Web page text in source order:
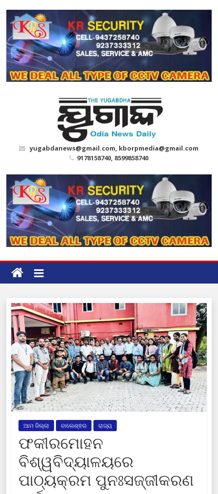
content
yugabdanews@gmail.com, kborpmedia@gmail.com
9178158740, 8599858740
ଆମ ଜିଲ୍ଲା ବାଲେଶ୍ଵର ରାଜ୍ୟ
ଫକୀରମୋହନ
ବିଶ୍ୱବିଦ୍ୟାଳୟରେ
ପାଠ୍ୟକ୍ରମ ପୁନଃସଜ୍ଜୀକରଣ